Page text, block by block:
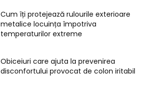
Cum îți protejează rulourile exterioare
metalice locuința împotriva
temperaturilor extreme
Obiceiuri care ajuta la prevenirea
disconfortului provocat de colon iritabil